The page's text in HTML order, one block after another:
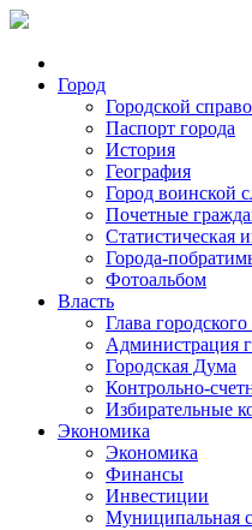
Город
Городской
Паспорт города
История
География
Город воинской
Почетные
Статистическая
Города-
Фотоальбом
Власть
Глава городского
Администрация
Городская Дума
Контрольно-
Избирательные
Экономика
Экономика
Финансы
Инвестиции
Муниципальная